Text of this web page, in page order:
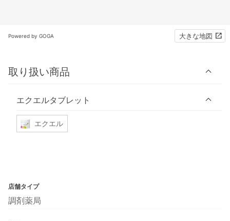
Powered by GOGA 大きな地図
取り扱い商品
エクエルタブレット
エクエル
店舗タイプ
調剤薬局